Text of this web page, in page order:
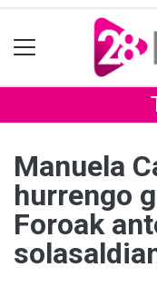
Manuela
hurrengo
Foroak